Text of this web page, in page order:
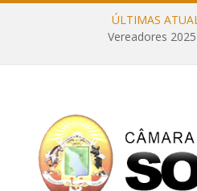
ÚLTIMAS
Vereadores